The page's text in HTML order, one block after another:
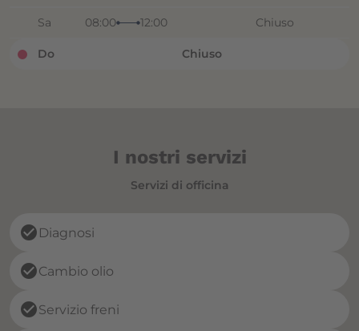
Sa 08:00 12:00 Chiuso
Do Chiuso
I nostri servizi
Servizi di officina
check_circle Diagnosi
check_circleCambio olio
check_circleServizio freni